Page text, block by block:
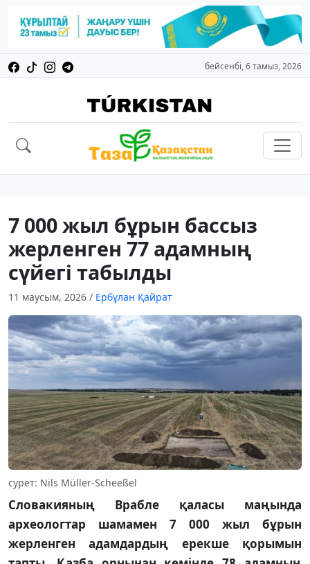
бейсенбі, 6 тамыз, 2026
7 000 жыл бұрын бассыз
жерленген 77 адамның
сүйегі табылды
11 маусым, 2026 / Ербұлан Қайрат
сурет: Nils Müller-Scheeßel
Словакияның Врабле қаласы маңында
археологтар шамамен 7 000 жыл бұрын
жерленген адамдардың ерекше қорымын